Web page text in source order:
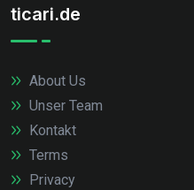
ticari.de
About Us
Unser Team
Kontakt
Terms
Privacy